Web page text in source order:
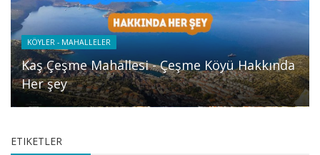
KÖYLER - MAHALLELER
Kaş Çeşme Mahallesi - Çeşme Köyü Hakkında
Her şey
ETIKETLER